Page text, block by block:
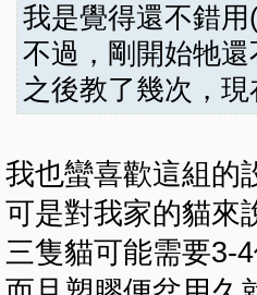
我是覺得還不錯
不過，剛開始牠
之後教了幾次，
我也蠻喜歡這組的
可是對我家的貓來
三隻貓可能需要3-